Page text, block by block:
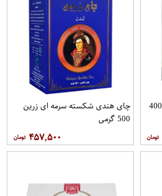
چای سیاه زعفران و هل دو غزال 400
چای هندی شکسته سرمه ای زرین
500 گرمی
۴۵۷,۵۰۰